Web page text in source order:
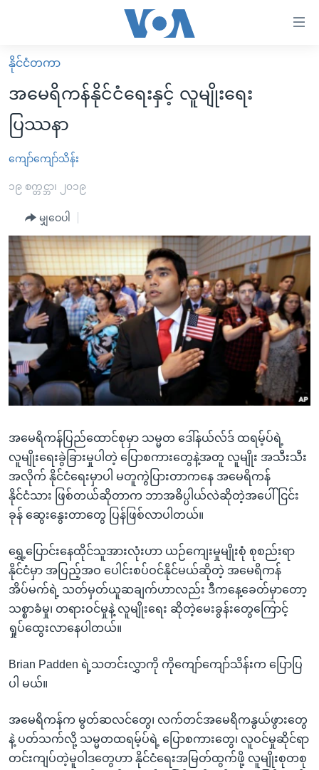
လွယ်ကူ
စေ
သည့်
Link
များ
ပင်မ
ကျော်
ကြည့်
ရန်
ပင်မ
အ
ညွန်း
စာမျက်နှာ
သို့
ကျော်
ရန်
ရှာဖွေ
ရန်
နေရာ
သို့
ရန်
မူလစာမျက်နှာ
မြန်မာ
ကမ္ဘာ့သတင်းများ
နိုင်ငံတကာ
အစ္စရေး-ပါလက်စတိုင်း
ဗွီဒီယို
အင်္ဂလိပ်စာလေ့လာမယ်
အမေရိကန်သုံးအီဒီယံ
မကြေးမုံရဲ့ အင်္ဂလိပ်စာ
ရုပ်ရှင်ထဲက အင်္ဂလိပ်စာ
သုတပဒေသာ အင်္ဂလိပ်စာ
အပတ်စဉ်ကဏ္ဍများ
ရေဒီယို
တီဗွီ
ရေဒီယိုနှင့်ရုပ်သံ အချက်အလက်များ
ရေဒီယို/တီဗွီအစီအစဉ်
Learning English
ဗွီအိုအေ လူမှုကွန်ယက်များ
ဘာသာစကားများ
နိုင်ငံတကာ
အမေရိကန်နိုင်ငံရေးနှင့် လူမျိုးရေး
ပြဿနာ
ကျော်ကျော်သိန်း
၁၉ စက္တင္ဘာ၊ ၂၀၁၉
မျှဝေပါ
အမေရိကန်ပြည်ထောင်စုမှာ သမ္မတ ဒေါ်နယ်လ်ဒ် ထရမ့်ပ်ရဲ့
လူမျိုးရေးခွဲခြားမှုပါတဲ့ ပြောစကားတွေနဲ့အတူ လူမျိုး အသီးသီး
အလိုက် နိုင်ငံရေးမှာပါ မတူကွဲပြားတာကနေ အမေရိကန်
နိုင်ငံသား ဖြစ်တယ်ဆိုတာက ဘာအဓိပ္ပါယ်လဲဆိုတဲ့အပေါ် ငြင်း
ခုန် ဆွေးနွေးတာတွေ ပြန်ဖြစ်လာပါတယ်။
ရွှေ့ပြောင်းနေထိုင်သူအားလုံးဟာ ယဉ်ကျေးမှုမျိုးစုံ စုစည်းရာ
နိုင်ငံမှာ အပြည့်အဝ ပေါင်းစပ်ဝင်နိုင်မယ်ဆိုတဲ့ အမေရိကန်
အိပ်မက်ရဲ့ သတ်မှတ်ယူဆချက်ဟာလည်း ဒီကနေ့ခေတ်မှာတော့
သစ္စာခံမှု၊ တရားဝင်မှုနဲ့ လူမျိုးရေး ဆိုတဲ့မေးခွန်းတွေကြောင့်
ရှုပ်ထွေးလာနေပါတယ်။
Brian Padden ရဲ့သတင်းလွှာကို ကိုကျော်ကျော်သိန်းက ပြောပြ
ပါ မယ်။
အမေရိကန်က မွတ်ဆလင်တွေ၊ လက်တင်အမေရိကနွယ်ဖွားတွေ
နဲ့ ပတ်သက်လို့ သမ္မတထရမ့်ပ်ရဲ့ ပြောစကားတွေ၊ လူဝင်မှုဆိုင်ရာ
တင်းကျပ်တဲ့မူဝါဒတွေဟာ နိုင်ငံရေးအမြတ်ထွက်ဖို့ လူမျိုးစုတစု